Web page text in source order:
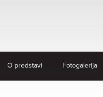
O predstavi Fotogalerija